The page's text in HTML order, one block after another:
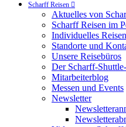
Scharff Reisen
Aktuelles von
Scharff Reisen im
Individuelles
Standorte und
Unsere Reisebüros
Der Scharff-
Mitarbeiterblog
Messen und Events
Newsletter